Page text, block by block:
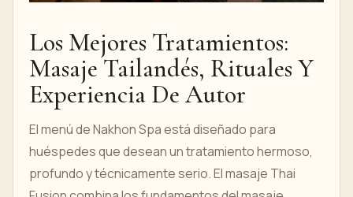
Los Mejores Tratamientos:
Masaje Tailandés, Rituales Y
Experiencia De Autor
El menú de Nakhon Spa está diseñado para
huéspedes que desean un tratamiento hermoso,
profundo y técnicamente serio. El masaje Thai